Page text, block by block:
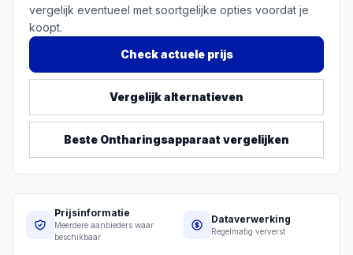
vergelijk eventueel met soortgelijke opties voordat je
koopt.
Check actuele prijs
Vergelijk alternatieven
Beste Ontharingsapparaat vergelijken
Prijsinformatie
Meerdere aanbieders waar
beschikbaar
Dataverwerking
Regelmatig ververst